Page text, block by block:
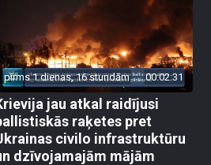
pirms 1 dienas, 16 stundām 00:02:31
jau atkal raidījusi
raķetes pret
civilo infrastruktūru
dzīvojamajām mājām